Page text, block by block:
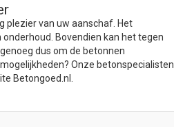
plezier van uw aanschaf. Het
Bovendien kan het tegen
dus om de betonnen
Onze betonspecialisten
Betongoed.nl.